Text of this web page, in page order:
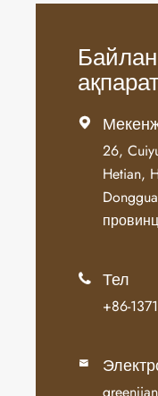

26,
Hetian,
 Тел
+86-
